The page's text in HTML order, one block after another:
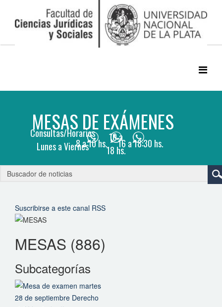
Suscribirse a este canal RSS
MESAS (886)
Subcategorías